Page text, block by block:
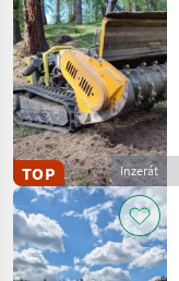
Inzerát
TOP